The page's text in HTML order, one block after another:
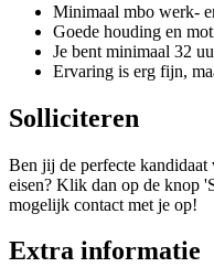
Minimaal mbo werk-
Goede houding en
Je bent minimaal 32
Ervaring is erg fijn,
Solliciteren
Ben jij de perfecte kandidaat
eisen? Klik dan op de knop
mogelijk contact met je op!
Extra informatie